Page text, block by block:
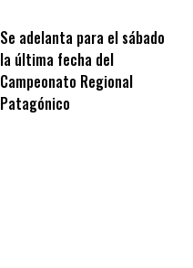
Se adelanta para el sábado
la última fecha del
Campeonato Regional
Patagónico